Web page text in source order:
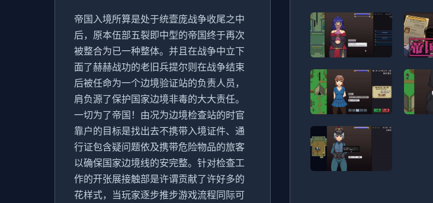
帝国入境所算是处于统壹庞战争收尾之中
后，原本伍部五裂即中型的帝国终于再次
被整合为已一种整体。并且在战争中立下
面了赫赫战功的老旧兵提尔则在战争结束
后被任命为一个边境验证站的负责人员，
肩负源了保护国家边境非毒的大大责任。
一切为了帝国！由况为边境检查站的时官
靠户的目标是找出去不携带入境证件、通
行证包含疑问题依及携带危险物品的旅客
以确保国家边境线的安完整。针对检查工
作的开张展接触部是许谓贡献了许好多的
花样式，当玩家逐步推步游戏流程同际可